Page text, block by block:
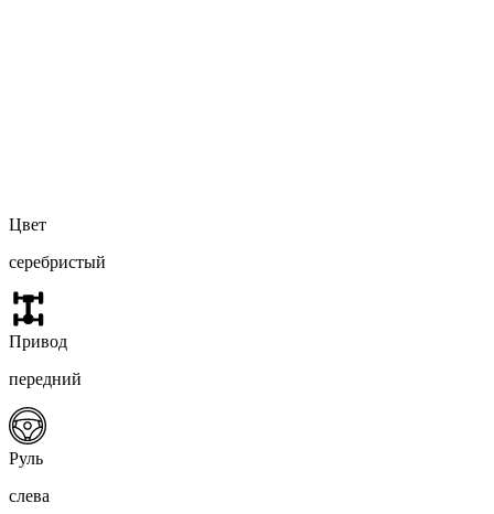
Цвет
серебристый
Привод
передний
Руль
слева